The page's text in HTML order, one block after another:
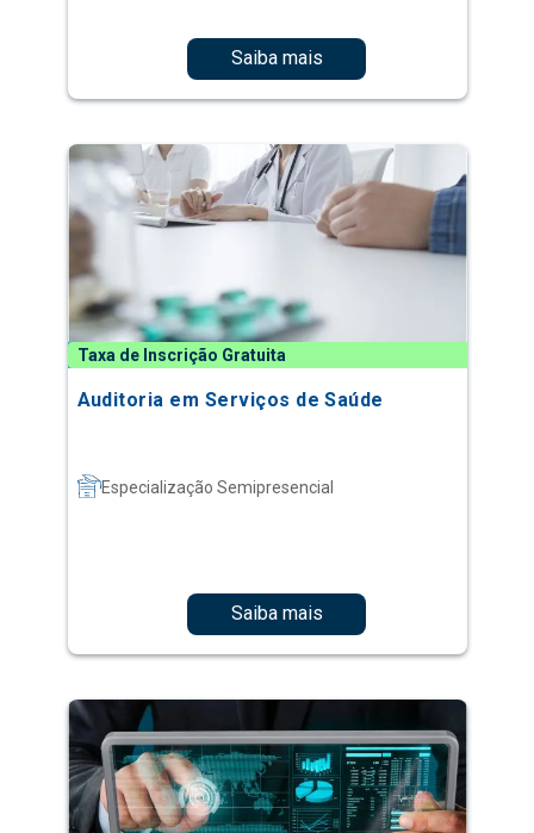
Saiba mais
Taxa de Inscrição Gratuita
Auditoria em Serviços de Saúde
Especialização Semipresencial
Saiba mais